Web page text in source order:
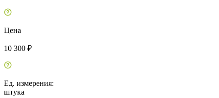
Цена
10 300 ₽
Ед. измерения:
штука